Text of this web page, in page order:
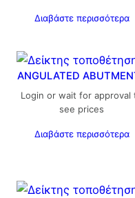
Διαβάστε περισσότερα
ANGULATED
Login or wait for approval
see prices
Διαβάστε περισσότερα